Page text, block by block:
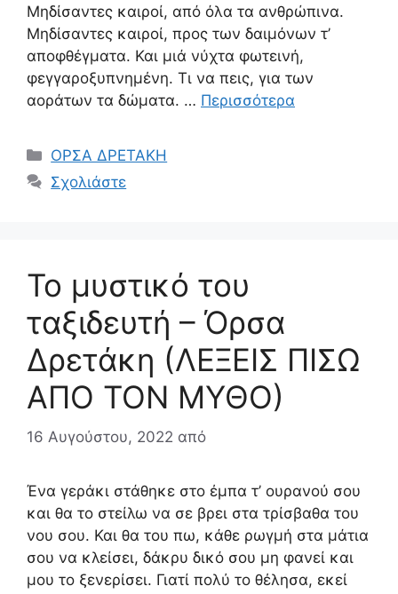
Μηδίσαντες καιροί, από όλα τα ανθρώπινα.
Μηδίσαντες καιροί, προς των δαιμόνων τ’
αποφθέγματα. Και μιά νύχτα φωτεινή,
φεγγαροξυπνημένη. Τι να πεις, για των
αοράτων τα δώματα. … Περισσότερα
Κατηγορίες
ΟΡΣΑ ΔΡΕΤΑΚΗ
Σχολιάστε
Το μυστικό του
ταξιδευτή – Όρσα
Δρετάκη (ΛΕΞΕΙΣ ΠΙΣΩ
ΑΠΟ ΤΟΝ ΜΥΘΟ)
16 Αυγούστου, 2022 από
Ένα γεράκι στάθηκε στο έμπα τ’ ουρανού σου
και θα το στείλω να σε βρει στα τρίσβαθα του
νου σου. Και θα του πω, κάθε ρωγμή στα μάτια
σου να κλείσει, δάκρυ δικό σου μη φανεί και
μου το ξενερίσει. Γιατί πολύ το θέλησα, εκεί